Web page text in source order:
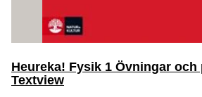
Heureka! Fysik 1 Övningar och
Textview